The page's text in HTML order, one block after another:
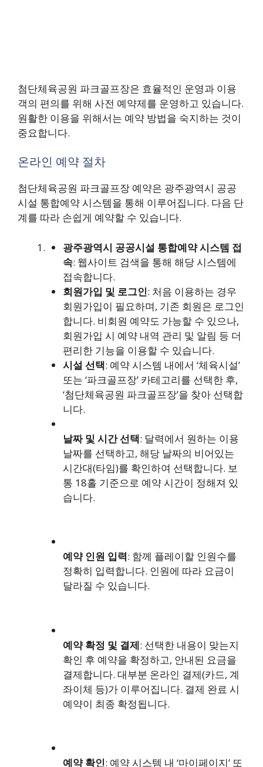
첨단체육공원 파크골프장은 효율적인 운영과 이용
객의 편의를 위해 사전 예약제를 운영하고 있습니다.
원활한 이용을 위해서는 예약 방법을 숙지하는 것이
중요합니다.
온라인 예약 절차
첨단체육공원 파크골프장 예약은 광주광역시 공공
시설 통합예약 시스템을 통해 이루어집니다. 다음 단
계를 따라 손쉽게 예약할 수 있습니다.
광주광역시 공공시설 통합예약 시스템 접
속: 웹사이트 검색을 통해 해당 시스템에
접속합니다.
회원가입 및 로그인: 처음 이용하는 경우
회원가입이 필요하며, 기존 회원은 로그인
합니다. 비회원 예약도 가능할 수 있으나,
회원가입 시 예약 내역 관리 및 알림 등 더
편리한 기능을 이용할 수 있습니다.
시설 선택: 예약 시스템 내에서 ‘체육시설’
또는 ‘파크골프장’ 카테고리를 선택한 후,
‘첨단체육공원 파크골프장’을 찾아 선택합
니다.
날짜 및 시간 선택: 달력에서 원하는 이용
날짜를 선택하고, 해당 날짜의 비어있는
시간대(타임)를 확인하여 선택합니다. 보
통 18홀 기준으로 예약 시간이 정해져 있
습니다.
예약 인원 입력: 함께 플레이할 인원수를
정확히 입력합니다. 인원에 따라 요금이
달라질 수 있습니다.
예약 확정 및 결제: 선택한 내용이 맞는지
확인 후 예약을 확정하고, 안내된 요금을
결제합니다. 대부분 온라인 결제(카드, 계
좌이체 등)가 이루어집니다. 결제 완료 시
예약이 최종 확정됩니다.
예약 확인: 예약 시스템 내 ‘마이페이지’ 또